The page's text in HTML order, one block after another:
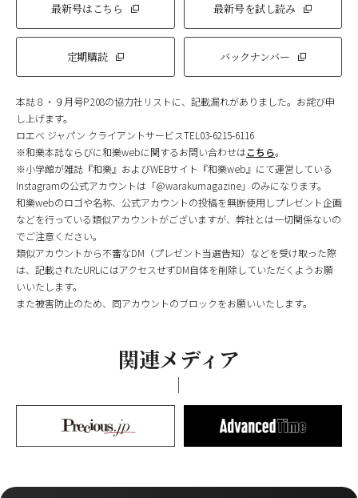
最新号はこちら 最新号を試し読み
定期購読 バックナンバー
本誌８・９月号P.208の協力社リストに、記載漏れがありました。お詫び申
し上げます。
ロエベ ジャパン クライアントサービスTEL03-6215-6116
※和樂本誌ならびに和樂webに関するお問い合わせはこちら。
※小学館が雑誌『和樂』およびWEBサイト『和樂web』にて運営している
Instagramの公式アカウントは「@warakumagazine」のみになります。
和樂webのロゴや名称、公式アカウントの投稿を無断使用しプレゼント企画
などを行っている類似アカウントがございますが、弊社とは一切関係ないの
でご注意ください。
類似アカウントから不審なDM（プレゼント当選告知）などを受け取った際
は、記載されたURLにはアクセスせずDM自体を削除していただくようお願
いいたします。
また被害防止のため、同アカウントのブロックをお願いいたします。
関連メディア